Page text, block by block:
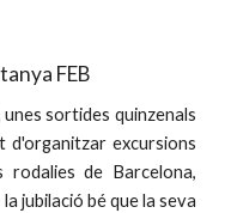
FEB
sortides quinzenals
d'organitzar excursions
de Barcelona,
jubilació bé que la seva